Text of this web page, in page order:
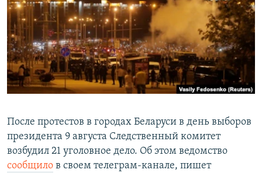
СОВЕТЫ ПРАВОЗАЩИТНИКОВ
ПРОПАВШИЕ БЕЗ ВЕСТИ
ПОБЕДИТЕЛЕЙ НЕ СУДЯТ?
КРЫМ.НЕПОКОРЕННЫЙ
ELIFBE
Qırımtatar
ПРИСОЕДИНЯЙТЕСЬ!
Все сайты RFE/RL
После протестов в городах Беларуси в день выборов
президента 9 августа Следственный комитет
возбудил 21 уголовное дело. Об этом ведомство
сообщило в своем телеграм-канале, пишет